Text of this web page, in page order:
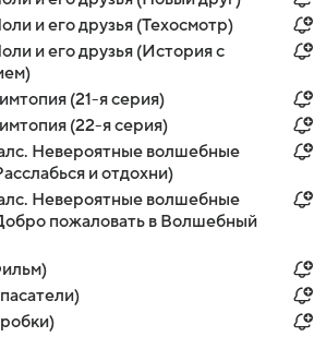
и его друзья (Техосмотр)
и его друзья (История с
(21-я серия)
(22-я серия)
Невероятные волшебные
и отдохни)
Невероятные волшебные
пожаловать в Волшебный